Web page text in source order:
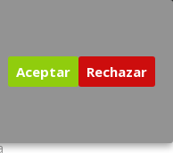
es
Aceptar Rechazar